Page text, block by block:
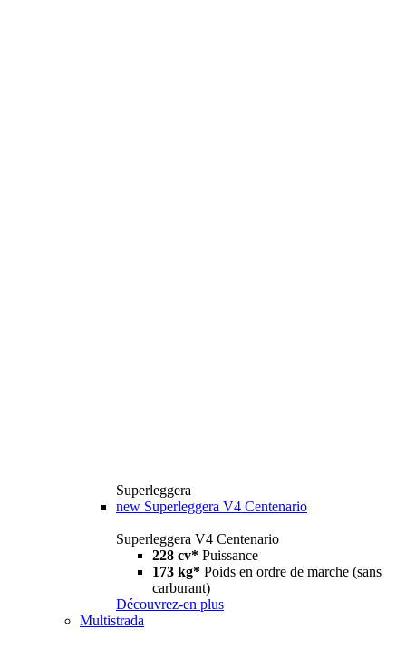
Superleggera
new Superleggera V4 Centenario
Superleggera V4 Centenario
228 cv* Puissance
173 kg* Poids en ordre de marche (sans
carburant)
Découvrez-en plus
Multistrada